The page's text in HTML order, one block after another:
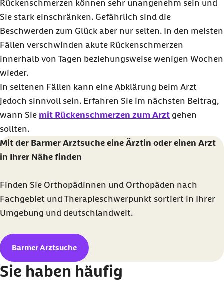
Rückenschmerzen können sehr unangenehm sein und
Sie stark einschränken. Gefährlich sind die
Beschwerden zum Glück aber nur selten. In den meisten
Fällen verschwinden akute Rückenschmerzen
innerhalb von Tagen beziehungsweise wenigen Wochen
wieder.
In seltenen Fällen kann eine Abklärung beim Arzt
jedoch sinnvoll sein. Erfahren Sie im nächsten Beitrag,
wann Sie mit Rückenschmerzen zum Arzt gehen
sollten.
Mit der Barmer Arztsuche eine Ärztin oder einen Arzt
in Ihrer Nähe finden
Finden Sie Orthopädinnen und Orthopäden nach
Fachgebiet und Therapieschwerpunkt sortiert in Ihrer
Umgebung und deutschlandweit.
Barmer Arztsuche
Sie haben häufig